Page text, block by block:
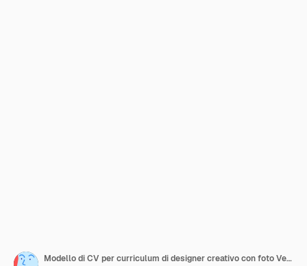
Modello di CV per curriculum di designer creativo con foto Vettore Premium